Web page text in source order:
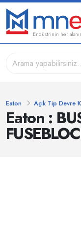
Endüstrinin her
Eaton :
Eaton Açık Tip Devre